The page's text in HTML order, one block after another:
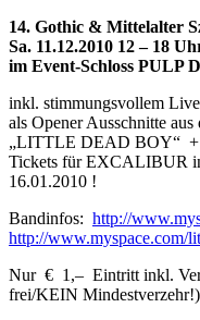
14. Gothic & Mittelalter
Sa. 11.12.2010 12 – 18
im Event-Schloss PULP
inkl. stimmungsvollem
als Opener Ausschnitte
„LITTLE DEAD BOY“ +
Tickets für EXCALIBUR
16.01.2010 !
Bandinfos: http://
http://www.myspace.com/
Nur € 1,– Eintritt inkl.
frei/KEIN Mindestverzehr!)